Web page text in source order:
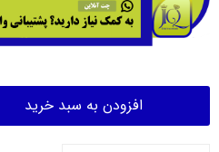
افزودن به سبد خرید